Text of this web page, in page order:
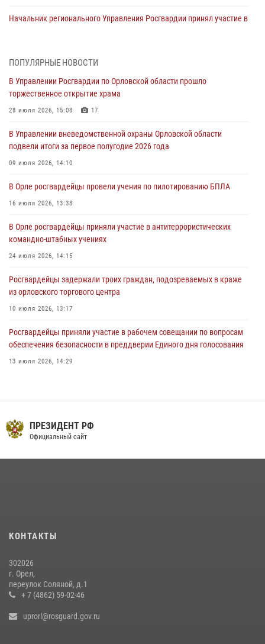
Начальник регионального Управления Росгвардии принял участие в
первое полугодие
05 августа 2026, 13:12
совершении противоправных действий
04 августа 2026, 14:21
04 августа 2026, 14:06
предоставлении госуслуг
03 августа 2026, 14:30
ПОПУЛЯРНЫЕ НОВОСТИ
В Управлении Росгвардии по Орловской области прошло
торжественное открытие храма
28 июля 2026, 15:08 17
В Управлении вневедомственной охраны Орловской области
подвели итоги за первое полугодие 2026 года
09 июля 2026, 14:10
В Орле росгвардейцы провели учения по пилотированию БПЛА
16 июля 2026, 13:38
В Орле росгвардейцы приняли участие в антитеррористических
командно-штабных учениях
24 июля 2026, 14:15
Росгвардейцы задержали троих граждан, подозреваемых в краже
из орловского торгового центра
10 июля 2026, 13:17
Росгвардейцы приняли участие в рабочем совещании по вопросам
обеспечения безопасности в преддверии Единого дня голосования
13 июля 2026, 14:29
16 июля 2026, 13:34
На брифинге росгвардейцы рассказали орловцам об изменениях в
законодательстве, регулирующем оборот оружия
15 июля 2026, 14:49
ПРЕЗИДЕНТ РФ
Официальный сайт
КОНТАКТЫ
302026
г. Орел,
переулок Соляной, д.1
+ 7 (4862) 59-02-46
uprorl@rosguard.gov.ru